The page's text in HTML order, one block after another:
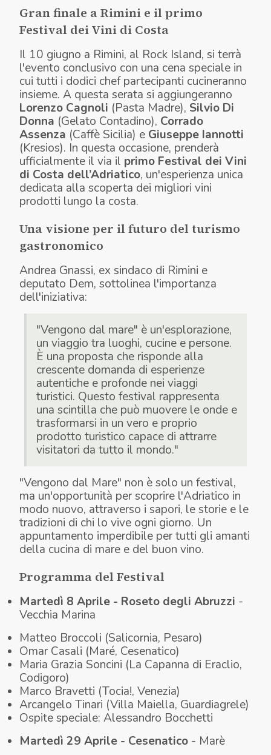
Gran finale a Rimini e il primo
Festival dei Vini di Costa
Il 10 giugno a Rimini, al Rock Island, si terrà
l'evento conclusivo con una cena speciale in
cui tutti i dodici chef partecipanti cucineranno
insieme. A questa serata si aggiungeranno
Lorenzo Cagnoli (Pasta Madre), Silvio Di
Donna (Gelato Contadino), Corrado
Assenza (Caffè Sicilia) e Giuseppe Iannotti
(Kresios). In questa occasione, prenderà
ufficialmente il via il primo Festival dei Vini
di Costa dell’Adriatico, un'esperienza unica
dedicata alla scoperta dei migliori vini
prodotti lungo la costa.
Una visione per il futuro del turismo
gastronomico
Andrea Gnassi, ex sindaco di Rimini e
deputato Dem, sottolinea l'importanza
dell'iniziativa:
"Vengono dal mare" è un'esplorazione,
un viaggio tra luoghi, cucine e persone.
È una proposta che risponde alla
crescente domanda di esperienze
autentiche e profonde nei viaggi
turistici. Questo festival rappresenta
una scintilla che può muovere le onde e
trasformarsi in un vero e proprio
prodotto turistico capace di attrarre
visitatori da tutto il mondo."
"Vengono dal Mare" non è solo un festival,
ma un'opportunità per scoprire l'Adriatico in
modo nuovo, attraverso i sapori, le storie e le
tradizioni di chi lo vive ogni giorno. Un
appuntamento imperdibile per tutti gli amanti
della cucina di mare e del buon vino.
Programma del Festival
Martedì 8 Aprile - Roseto degli Abruzzi -
Vecchia Marina
Matteo Broccoli (Salicornia, Pesaro)
Omar Casali (Maré, Cesenatico)
Maria Grazia Soncini (La Capanna di Eraclio,
Codigoro)
Marco Bravetti (Tocia!, Venezia)
Arcangelo Tinari (Villa Maiella, Guardiagrele)
Ospite speciale: Alessandro Bocchetti
Martedì 29 Aprile - Cesenatico - Marè